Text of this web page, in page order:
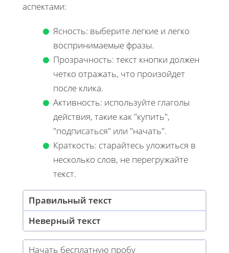
аспектами:
Ясность: выберите легкие и легко
воспринимаемые фразы.
Прозрачность: текст кнопки должен
четко отражать, что произойдет
после клика.
Активность: используйте глаголы
действия, такие как "купить",
"подписаться" или "начать".
Краткость: старайтесь уложиться в
несколько слов, не перегружайте
текст.
Правильный текст
Неверный текст
Начать бесплатную пробу